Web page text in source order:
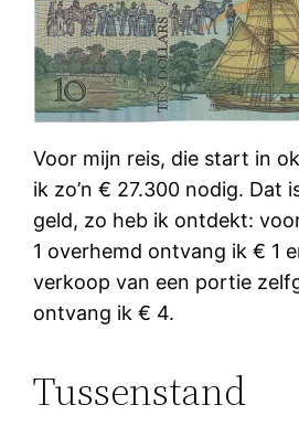
Voor mijn reis, die start in
ik zo’n € 27.300 nodig. Dat
geld, zo heb ik ontdekt:
1 overhemd ontvang ik € 1
verkoop van een portie
ontvang ik € 4.
Tussenstand